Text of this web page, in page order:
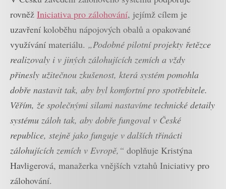
rovněž Iniciativa pro zálohování, jejímž cílem je
uzavření koloběhu nápojových obalů a opakované
využívání materiálu. „Podobné pilotní projekty řetězce
realizovaly i v jiných zálohujících zemích a vždy
přinesly užitečnou zkušenost, která systém pomohla
dobře nastavit tak, aby byl komfortní pro spotřebitele.
Věřím, že společnými silami nastavíme technické detaily
systému záloh tak, aby dobře fungoval v České
republice, stejně jako funguje v dalších třinácti
zálohujících zemích v Evropě,“ doplňuje Kristýna
Havligerová, manažerka vnějších vztahů Iniciativy pro
zálohování.